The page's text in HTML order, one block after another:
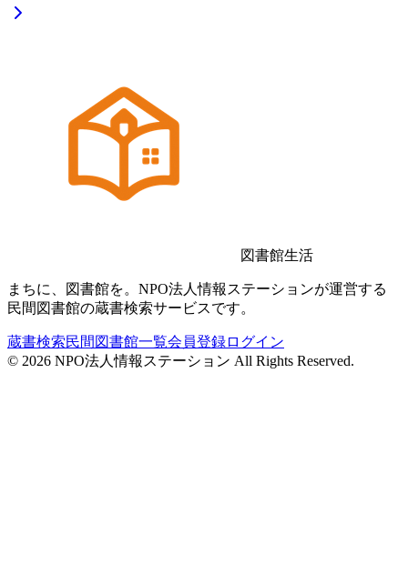
図書館生活
まちに、図書館を。NPO法人情報ステーションが運営する
民間図書館の蔵書検索サービスです。
蔵書検索民間図書館一覧会員登録ログイン
© 2026 NPO法人情報ステーション All Rights Reserved.